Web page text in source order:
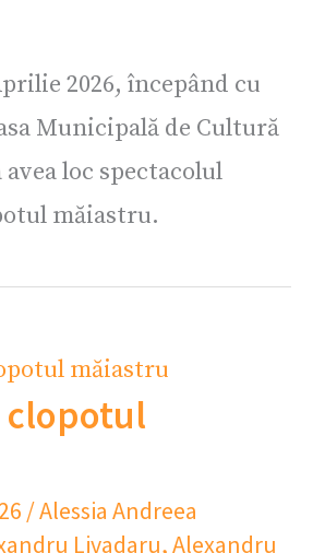
2026, începând cu
Municipală de Cultură
loc spectacolul
măiastru.
clopotul
/Alessia Andreea
Livadaru,Alexandru